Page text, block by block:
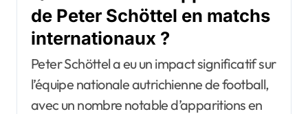
de Peter Schöttel en matchs
internationaux ?
Peter Schöttel a eu un impact significatif sur
l’équipe nationale autrichienne de football,
avec un nombre notable d’apparitions en